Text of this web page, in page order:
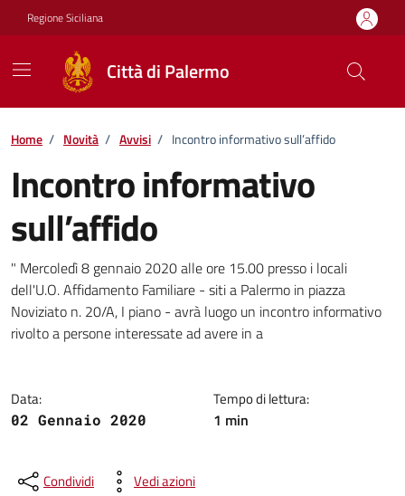
Vai ai contenuti
Vai al footer
Regione Siciliana
Città di Palermo
Home / Novità / Avvisi / Incontro informativo sull’affido
Incontro informativo
sull’affido
Dettagli della notizia
" Mercoledì 8 gennaio 2020 alle ore 15.00 presso i locali
dell'U.O. Affidamento Familiare - siti a Palermo in piazza
Noviziato n. 20/A, I piano - avrà luogo un incontro informativo
rivolto a persone interessate ad avere in a
Data:
02 Gennaio 2020
Tempo di lettura:
1 min
Condividi Vedi azioni